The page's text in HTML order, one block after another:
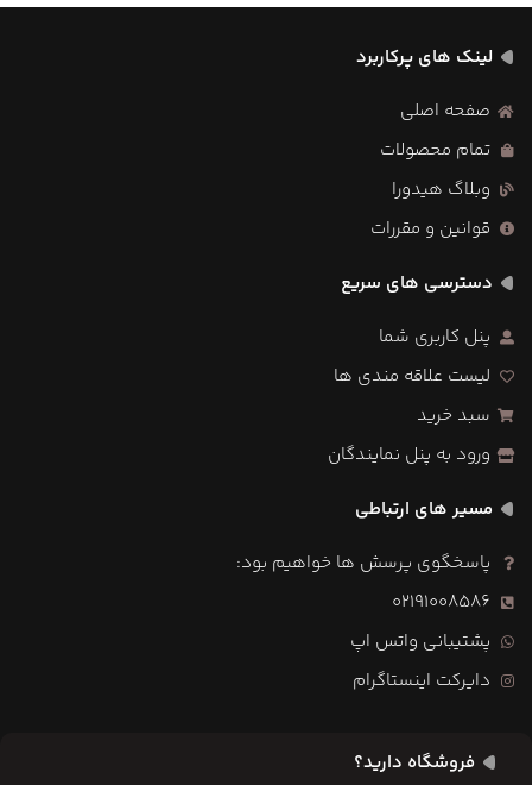
لینک های پرکاربرد
صفحه اصلی
تمام محصولات
وبلاگ هیدورا
قوانین و مقررات
دسترسی های سریع
پنل کاربری شما
لیست علاقه مندی ها
سبد خرید
ورود به پنل نمایندگان
مسیر های ارتباطی
پاسخگوی پرسش ها خواهیم بود:
02191008586
پشتیبانی واتس اپ
دایرکت اینستاگرام
فروشگاه دارید؟